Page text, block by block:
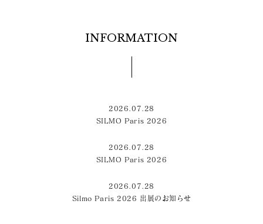
INFORMATION
2026.07.28
SILMO Paris 2026
2026.07.28
SILMO Paris 2026
2026.07.28
Silmo Paris 2026 出展のお知らせ